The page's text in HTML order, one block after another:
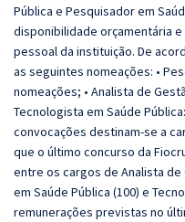
Pública e Pesquisador em
disponibilidade orçamentária
pessoal da instituição. De
as seguintes nomeações: •
nomeações; • Analista de
Tecnologista em Saúde
convocações destinam-se a
que o último concurso da
entre os cargos de Analista de
em Saúde Pública (100) e
remunerações previstas no